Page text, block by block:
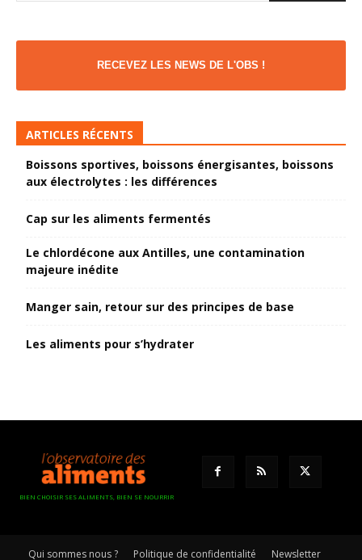
RECEVEZ LES NEWS DE L'OBS !
ARTICLES RÉCENTS
Boissons sportives, boissons énergisantes, boissons
aux électrolytes : les différences
Cap sur les aliments fermentés
Le chlordécone aux Antilles, une contamination
majeure inédite
Manger sain, retour sur des principes de base
Les aliments pour s’hydrater
BIEN CHOISIR SES ALIMENTS, BIEN SE NOURRIR
Qui sommes nous ? Politique de confidentialité Newsletter